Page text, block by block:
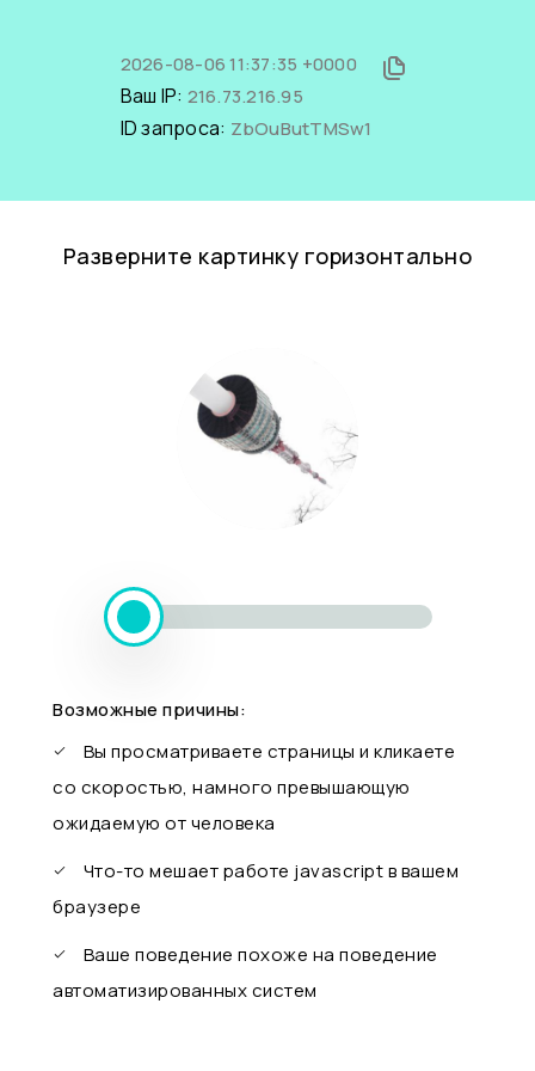
2026-08-06 11:37:35 +0000
Ваш IP: 216.73.216.95
ID запроса: ZbOuButTMSw1
Разверните картинку горизонтально
Возможные причины:
Вы просматриваете страницы и кликаете
со скоростью, намного превышающую
ожидаемую от человека
Что-то мешает работе javascript в вашем
браузере
Ваше поведение похоже на поведение
автоматизированных систем